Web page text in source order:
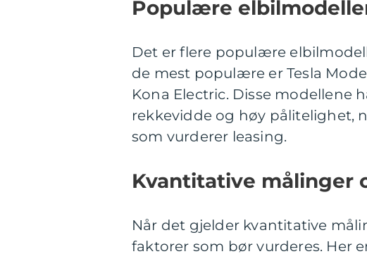
Populære
Det er flere populære
de mest populære er Tesla
Kona Electric. Disse modellene
rekkevidde og høy pålitelighet,
som vurderer leasing.
Kvantitative målinger
Når det gjelder kvantitative
faktorer som bør vurderes. Her